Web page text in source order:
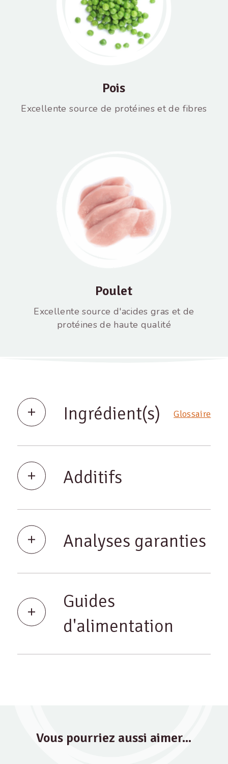
Pois
Excellente source de protéines et de fibres
Poulet
Excellente source d'acides gras et de
protéines de haute qualité
Ingrédient(s) Glossaire
Additifs
Analyses garanties
Guides
d'alimentation
Vous pourriez aussi aimer...